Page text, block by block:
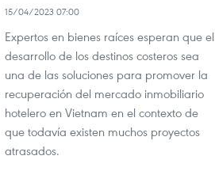
15/04/2023 07:00
Expertos en bienes raíces esperan que el
desarrollo de los destinos costeros sea
una de las soluciones para promover la
recuperación del mercado inmobiliario
hotelero en Vietnam en el contexto de
que todavía existen muchos proyectos
atrasados.